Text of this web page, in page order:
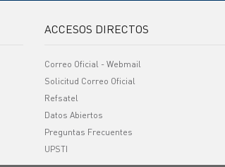
ACCESOS DIRECTOS
Correo Oficial - Webmail
Solicitud Correo Oficial
Refsatel
Datos Abiertos
Preguntas Frecuentes
UPSTI